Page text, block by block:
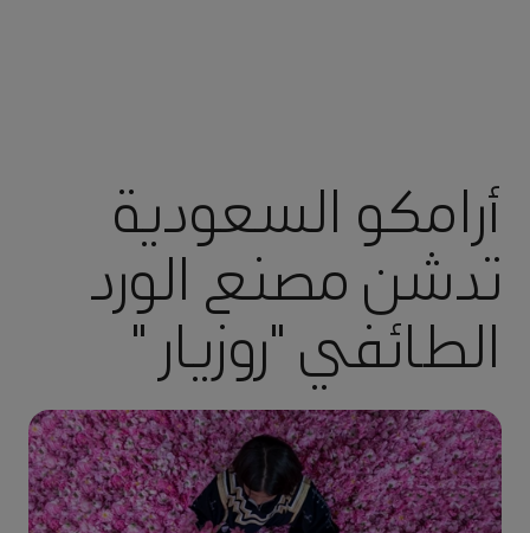
أرامكو السعودية
تدشن مصنع الورد
الطائفي "روزيار "